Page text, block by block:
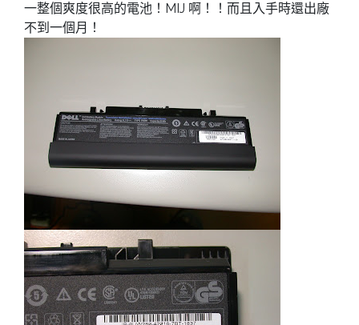
一整個爽度很高的電池！MIJ 啊！！而且入手時還出廠
不到一個月！